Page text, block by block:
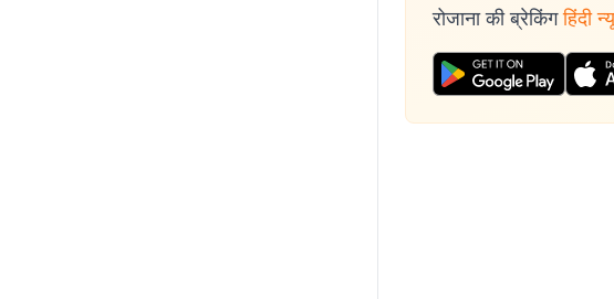
रोजाना की ब्रेकिंग हिंदी